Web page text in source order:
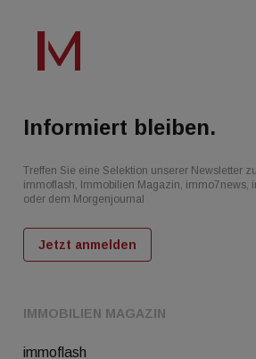
IMMOBILIEN MAGAZIN
immoflash
Informiert bleiben.
Treffen Sie eine Selektion unserer Newsletter
immoflash, Immobilien Magazin, immo7news,
oder dem Morgenjournal
Jetzt anmelden